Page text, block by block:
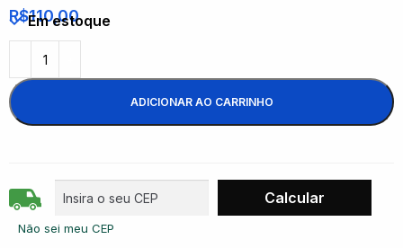
R$110,00
Em estoque
ADICIONAR AO CARRINHO
Não sei meu CEP